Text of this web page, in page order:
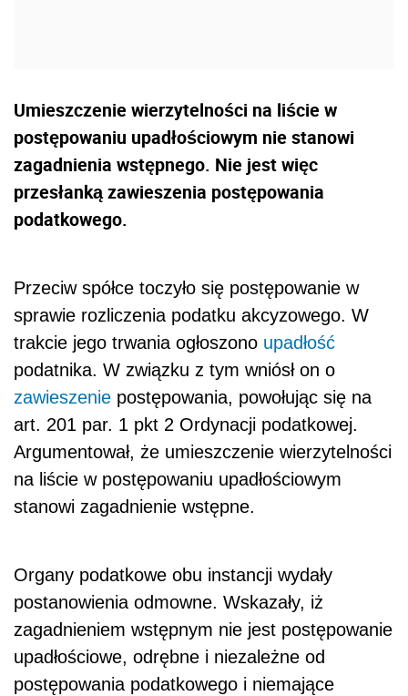
Umieszczenie wierzytelności na liście w
postępowaniu upadłościowym nie stanowi
zagadnienia wstępnego. Nie jest więc
przesłanką zawieszenia postępowania
podatkowego.
Przeciw spółce toczyło się postępowanie w
sprawie rozliczenia podatku akcyzowego. W
trakcie jego trwania ogłoszono upadłość
podatnika. W związku z tym wniósł on o
zawieszenie postępowania, powołując się na
art. 201 par. 1 pkt 2 Ordynacji podatkowej.
Argumentował, że umieszczenie wierzytelności
na liście w postępowaniu upadłościowym
stanowi zagadnienie wstępne.
Organy podatkowe obu instancji wydały
postanowienia odmowne. Wskazały, iż
zagadnieniem wstępnym nie jest postępowanie
upadłościowe, odrębne i niezależne od
postępowania podatkowego i niemające